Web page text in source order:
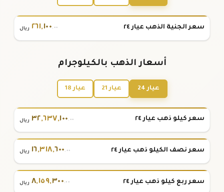
سعر الجنية الذهب عيار ٢٤ ٢٦١,١٠٠.٠٠ ريال
أسعار الذهب بالكيلوجرام
عيار 24 عيار 21 عيار 18
سعر كيلو ذهب عيار ٢٤ ٣٢,٦٣٧,١٠٠.٠٠ ريال
سعر نصف الكيلو ذهب عيار ٢٤ ١٦,٣١٨,٦٠٠.٠٠ ريال
سعر ربع كيلو ذهب عيار ٢٤ ٨,١٥٩,٣٠٠.٠٠ ريال